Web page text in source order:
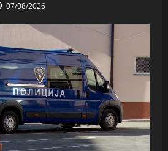
07/08/2026